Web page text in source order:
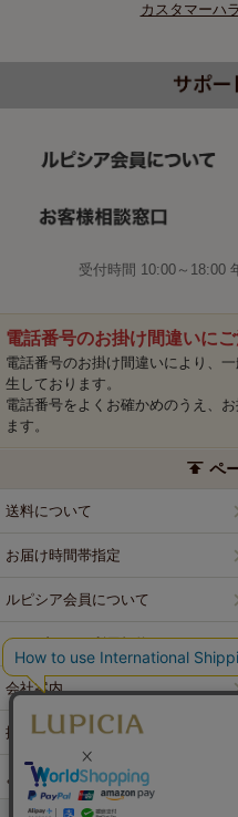
カスタマーハ
受付時間 10:00～18:00
電話番号のお掛け間違いに
電話番号のお掛け間違いにより、
生しております。
電話番号をよくお確かめのうえ、
ます。
ペ
送料について
お届け時間帯指定
ルピシア会員について
ウェブサイト利用規約
会社案内
採用情報
よくある質問